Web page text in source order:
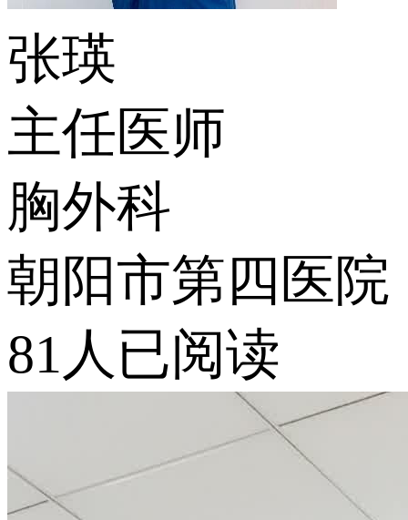
张瑛
主任医师
胸外科
朝阳市第四医院
81人已阅读